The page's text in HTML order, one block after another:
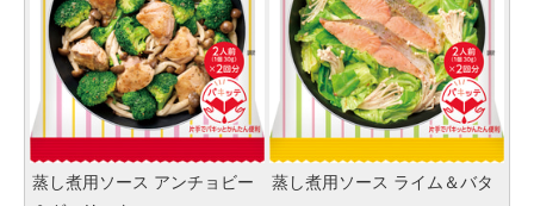
蒸し煮用ソース アンチョビー
蒸し煮用ソース ライム＆バタ